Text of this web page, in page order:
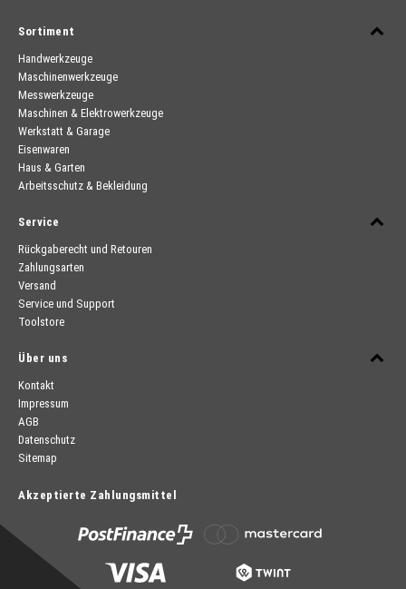
Sortiment
Handwerkzeuge
Maschinenwerkzeuge
Messwerkzeuge
Maschinen & Elektrowerkzeuge
Werkstatt & Garage
Eisenwaren
Haus & Garten
Arbeitsschutz & Bekleidung
Service
Rückgaberecht und Retouren
Zahlungsarten
Versand
Service und Support
Toolstore
Über uns
Kontakt
Impressum
AGB
Datenschutz
Sitemap
Akzeptierte Zahlungsmittel